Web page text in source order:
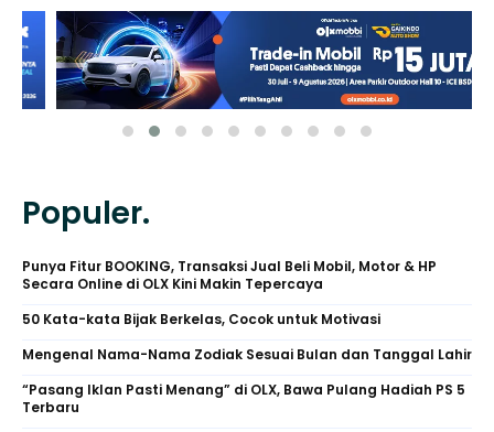
Populer.
Punya Fitur BOOKING, Transaksi Jual Beli Mobil, Motor & HP
Secara Online di OLX Kini Makin Tepercaya
50 Kata-kata Bijak Berkelas, Cocok untuk Motivasi
Mengenal Nama-Nama Zodiak Sesuai Bulan dan Tanggal Lahir
“Pasang Iklan Pasti Menang” di OLX, Bawa Pulang Hadiah PS 5
Terbaru